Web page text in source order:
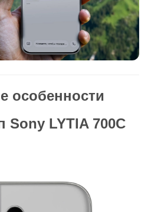
особенности
Sony LYTIA 700C